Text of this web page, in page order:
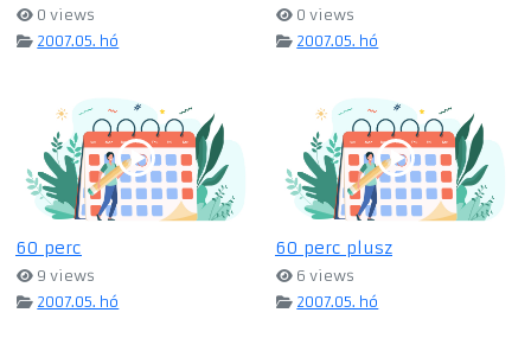
0 views
2007.05. hó
0 views
2007.05. hó
60 perc
9 views
2007.05. hó
60 perc plusz
6 views
2007.05. hó